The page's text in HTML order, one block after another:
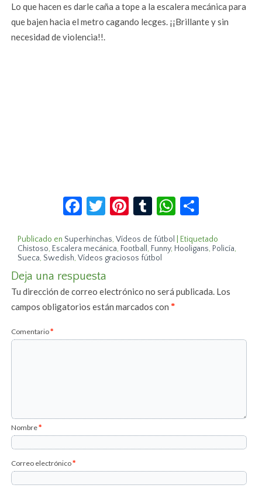
Lo que hacen es darle caña a tope a la escalera mecánica para
que bajen hacia el metro cagando lecges. ¡¡Brillante y sin
necesidad de violencia!!.
Facebook
Twitter
Pinterest
TumblrWhatsApp
Publicado en Superhinchas,Vídeos de fútbol
Etiquetado
Chistoso, Escalera mecánica, Football, Funny, Hooligans, Policía,
Sueca, Swedish,Vídeos graciosos fútbol
Deja una respuesta
Tu dirección de correo electrónico no será publicada. Los
campos obligatorios están marcados con*
Comentario*
Nombre*
Correo electrónico*